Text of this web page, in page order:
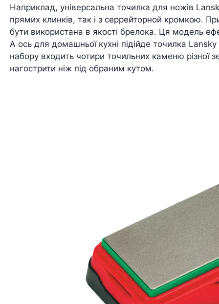
Наприклад, універсальна точилка для ножів
прямих клинків, так і з серрейторной кромкою.
бути використана в якості брелока. Ця модель
А ось для домашньої кухні підійде точилка
набору входить чотири точильних каменю різної
нагострити ніж під обраним кутом.